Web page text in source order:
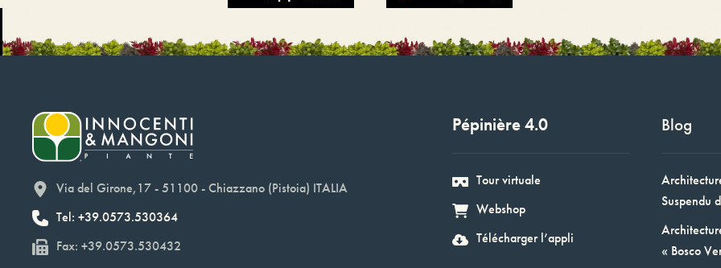
Via del Girone,17 - 51100 - Chiazzano (Pistoia) ITALIA
Tel: +39.0573.530364
Fax: +39.0573.530432
Pépinière 4.0
Tour virtuale
Webshop
Télécharger l’appli
Blog
Suspendu
« Bosco